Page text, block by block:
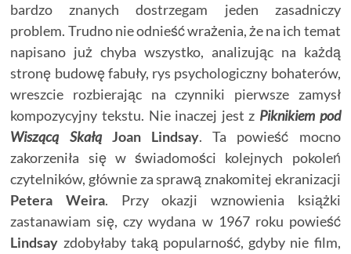
bardzo znanych dostrzegam jeden zasadniczy
problem. Trudno nie odnieść wrażenia, że na ich temat
napisano już chyba wszystko, analizując na każdą
stronę budowę fabuły, rys psychologiczny bohaterów,
wreszcie rozbierając na czynniki pierwsze zamysł
kompozycyjny tekstu. Nie inaczej jest z Piknikiem pod
Wiszącą Skałą
Joan Lindsay. Ta powieść mocno
zakorzeniła się w świadomości kolejnych pokoleń
czytelników, głównie za sprawą znakomitej ekranizacji
Petera Weira. Przy okazji wznowienia książki
zastanawiam się, czy wydana w 1967 roku powieść
Lindsay zdobyłaby taką popularność, gdyby nie film,